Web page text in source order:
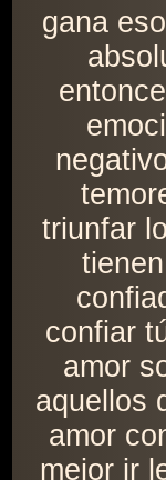
gana
triunfar
confiar
amor
aquellos
amor
mejor ir